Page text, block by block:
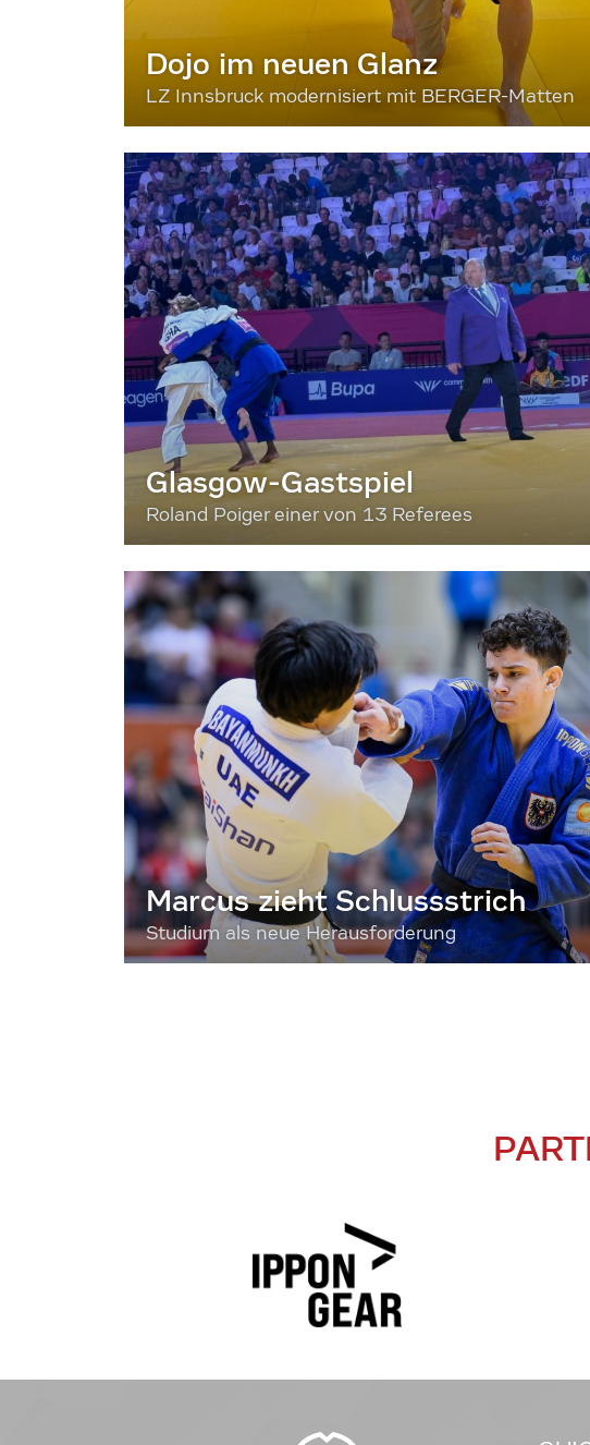
Dojo im neuen Glanz
LZ Innsbruck modernisiert mit BERGER-Matten
Glasgow-Gastspiel
Roland Poiger einer von 13 Referees
Marcus zieht Schlussstrich
Studium als neue Herausforderung